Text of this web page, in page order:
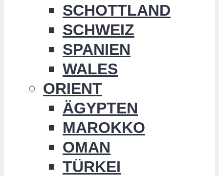
SCHOTTLAND
SCHWEIZ
SPANIEN
WALES
ORIENT
ÄGYPTEN
MAROKKO
OMAN
TÜRKEI